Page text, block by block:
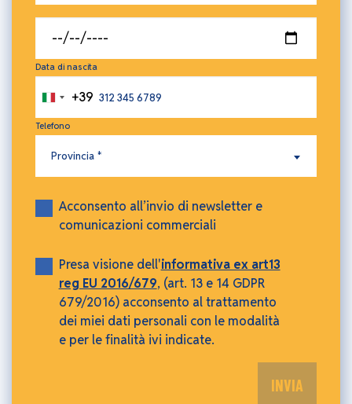
Data di nascita
Italia
+39
+39
Telefono
Provincia *
Marketing
Acconsento all’invio di newsletter e
comunicazioni commerciali
Consenso
Presa visione dell'informativa ex art13
reg EU 2016/679, (art. 13 e 14 GDPR
679/2016) acconsento al trattamento
dei miei dati personali con le modalità
e per le finalità ivi indicate.